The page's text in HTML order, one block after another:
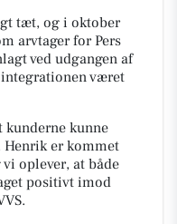
tæt, og i oktober
arvtager for Pers
ved udgangen af
integrationen været
kunderne kunne
er kommet
oplever, at både
positivt imod